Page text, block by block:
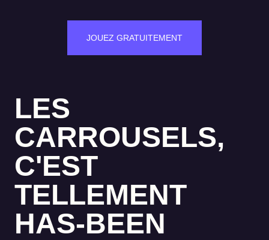
JOUEZ GRATUITEMENT
LES
CARROUSELS,
C'EST
TELLEMENT
HAS-BEEN